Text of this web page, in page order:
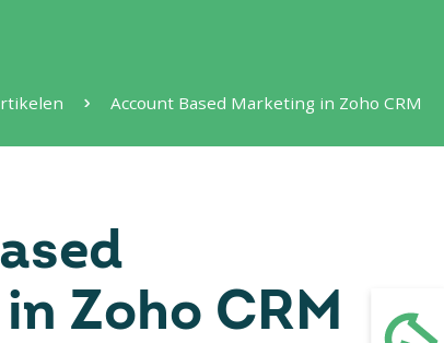
Account Based Marketing in Zoho CRM
Zoho CRM